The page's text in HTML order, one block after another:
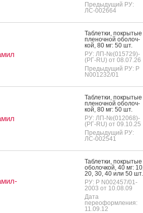
Предыдущий РУ:
ЛС-002664
Таб­летки, пок­ры­тые
пле­ноч­ной обо­лоч­
кой, 80 мг: 50 шт.
РУ: ЛП-№(015729)-
(РГ-RU) от 08.07.26
Предыдущий РУ: Р
N001232/01
Таб­летки, пок­ры­тые
пле­ноч­ной обо­лоч­
кой, 80 мг: 50 шт.
РУ: ЛП-№(012068)-
(РГ-RU) от 09.10.25
Предыдущий РУ:
ЛС-002541
Таб­летки, пок­ры­тые
обо­лоч­кой, 40 мг: 10,
20, 30, 40 или 50 шт.
РУ: Р N002457/01-
2003 от 10.08.09
Дата
переоформления:
11.09.12